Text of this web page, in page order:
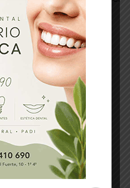
en la que
decisión.[/ihc-hide-
--